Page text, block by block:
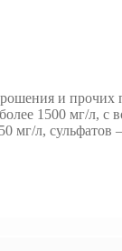
и прочих
1500 мг/л, с
л, сульфатов